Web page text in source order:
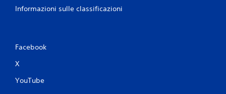
Informazioni sulle classificazioni
Facebook
X
YouTube